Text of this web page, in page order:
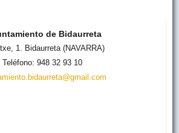
de Bidaurreta
1. Bidaurreta (NAVARRA)
Teléfono: 948 32 93 10